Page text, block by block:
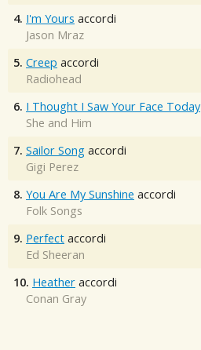
4. I'm Yours accordi
Jason Mraz
5. Creep accordi
Radiohead
6. I Thought I Saw Your Face Today
She and Him
7. Sailor Song accordi
Gigi Perez
8. You Are My Sunshine accordi
Folk Songs
9. Perfect accordi
Ed Sheeran
10. Heather accordi
Conan Gray